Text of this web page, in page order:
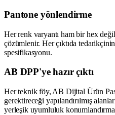
Pantone yönlendirme
Her renk varyantı ham bir hex
çözümlenir. Her çıktıda
spesifikasyonu.
AB DPP'ye hazır çıktı
Her teknik föy, AB Dijital Ürün
gerektireceği yapılandırılmış
yerleşik uyumluluk